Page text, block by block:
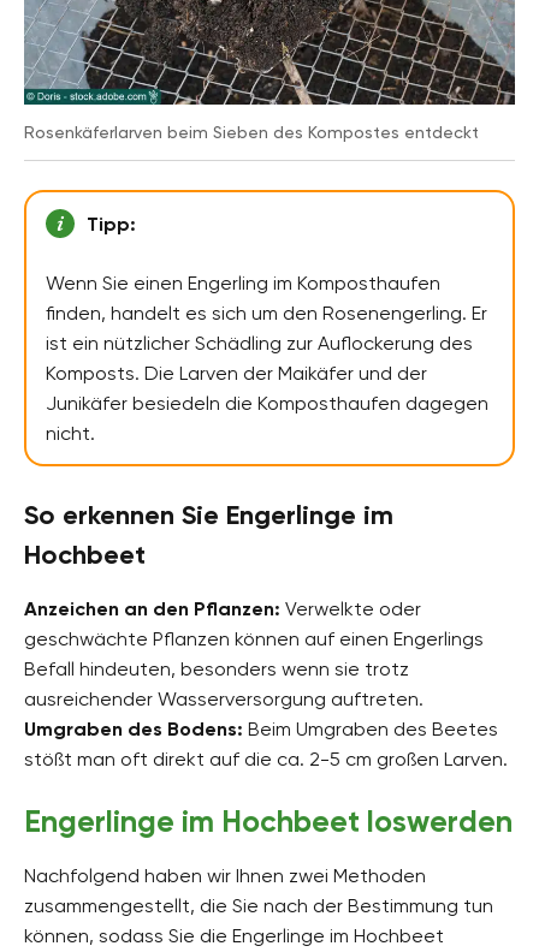
Rosenkäferlarven beim Sieben des Kompostes entdeckt
Tipp:
Wenn Sie einen Engerling im Komposthaufen
finden, handelt es sich um den Rosenengerling. Er
ist ein nützlicher Schädling zur Auflockerung des
Komposts. Die Larven der Maikäfer und der
Junikäfer besiedeln die Komposthaufen dagegen
nicht.
So erkennen Sie Engerlinge im
Hochbeet
Anzeichen an den Pflanzen: Verwelkte oder
geschwächte Pflanzen können auf einen Engerlings
Befall hindeuten, besonders wenn sie trotz
ausreichender Wasserversorgung auftreten.
Umgraben des Bodens: Beim Umgraben des Beetes
stößt man oft direkt auf die ca. 2-5 cm großen Larven.
Engerlinge im Hochbeet loswerden
Nachfolgend haben wir Ihnen zwei Methoden
zusammengestellt, die Sie nach der Bestimmung tun
können, sodass Sie die Engerlinge im Hochbeet